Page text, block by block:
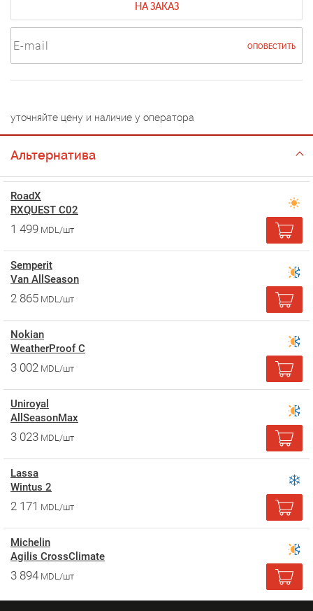
НА ЗАКАЗ
ОПОВЕСТИТЬ
уточняйте цену и наличие у оператора
Альтернатива
RoadX
RXQUEST C02
1 499 MDL/шт
Semperit
Van AllSeason
2 865 MDL/шт
Nokian
WeatherProof C
3 002 MDL/шт
Uniroyal
AllSeasonMax
3 023 MDL/шт
Lassa
Wintus 2
2 171 MDL/шт
Michelin
Agilis CrossClimate
3 894 MDL/шт